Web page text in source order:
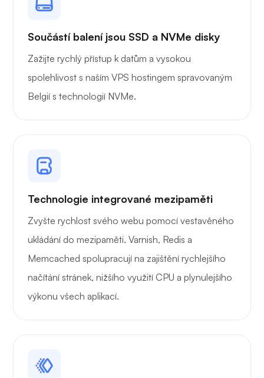
Drátěný kryt
Zázrak
Součástí balení jsou SSD a NVMe disky
Zažijte rychlý přístup k datům a vysokou
spolehlivost s naším VPS hostingem spravovaným
Belgií s technologií NVMe.
Technologie integrované mezipaměti
Zvyšte rychlost svého webu pomocí vestavěného
ukládání do mezipaměti. Varnish, Redis a
Memcached spolupracují na zajištění rychlejšího
načítání stránek, nižšího využití CPU a plynulejšího
výkonu všech aplikací.